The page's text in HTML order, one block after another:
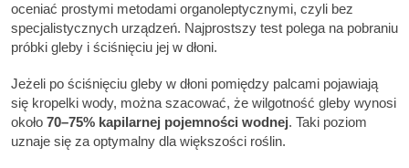
oceniać prostymi metodami organoleptycznymi, czyli bez
specjalistycznych urządzeń. Najprostszy test polega na pobraniu
próbki gleby i ściśnięciu jej w dłoni.
Jeżeli po ściśnięciu gleby w dłoni pomiędzy palcami pojawiają
się kropelki wody, można szacować, że wilgotność gleby wynosi
około 70–75% kapilarnej pojemności wodnej. Taki poziom
uznaje się za optymalny dla większości roślin.